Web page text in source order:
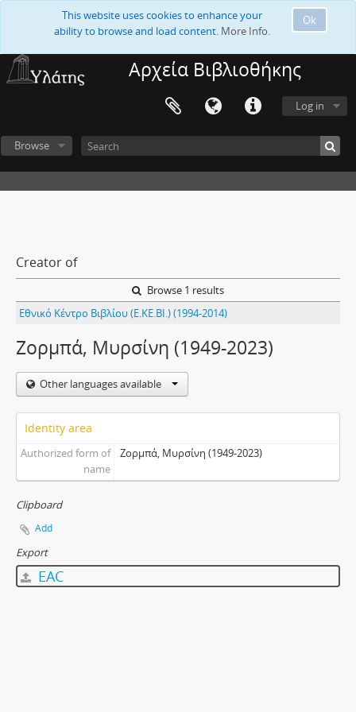
Ok
This website uses cookies to enhance your
ability to browse and load content. More Info.
Αρχεία Βιβλιοθήκης
Log in
Browse
Creator of
Browse 1 results
Εθνικό Κέντρο Βιβλίου (Ε.ΚΕ.ΒΙ.) (1994-2014)
Ζορμπά, Μυρσίνη (1949-2023)
Other languages available
Identity area
Authorized form of
name
Ζορμπά, Μυρσίνη (1949-2023)
Clipboard
Add
Export
EAC